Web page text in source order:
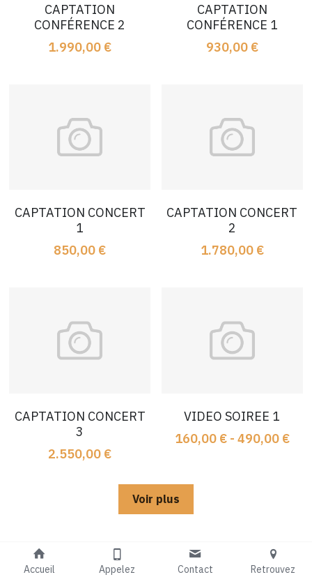
CAPTATION
CONFÉRENCE 2
1.990,00 €
CAPTATION
CONFÉRENCE 1
930,00 €
CAPTATION CONCERT
1
850,00 €
CAPTATION CONCERT
2
1.780,00 €
CAPTATION CONCERT
3
2.550,00 €
VIDEO SOIREE 1
160,00 € - 490,00 €
Voir plus
Accueil Appelez Contact Retrouvez